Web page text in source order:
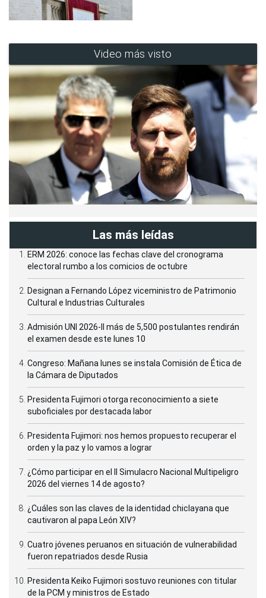
Video más visto
Las más leídas
ERM 2026: conoce las fechas clave del cronograma
electoral rumbo a los comicios de octubre
Designan a Fernando López viceministro de Patrimonio
Cultural e Industrias Culturales
Admisión UNI 2026-II más de 5,500 postulantes rendirán
el examen desde este lunes 10
Congreso: Mañana lunes se instala Comisión de Ética de
la Cámara de Diputados
Presidenta Fujimori otorga reconocimiento a siete
suboficiales por destacada labor
Presidenta Fujimori: nos hemos propuesto recuperar el
orden y la paz y lo vamos a lograr
¿Cómo participar en el II Simulacro Nacional Multipeligro
2026 del viernes 14 de agosto?
¿Cuáles son las claves de la identidad chiclayana que
cautivaron al papa León XIV?
Cuatro jóvenes peruanos en situación de vulnerabilidad
fueron repatriados desde Rusia
Presidenta Keiko Fujimori sostuvo reuniones con titular
de la PCM y ministros de Estado